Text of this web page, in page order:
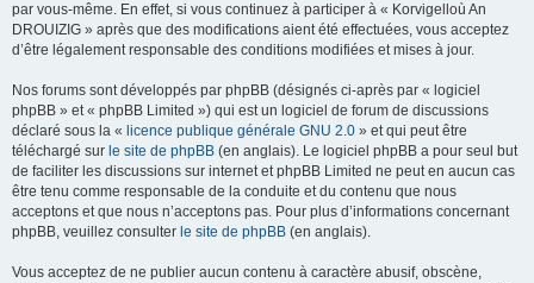
par vous-même. En effet, si vous continuez à participer à « Korvigelloù An
DROUIZIG » après que des modifications aient été effectuées, vous acceptez
d’être légalement responsable des conditions modifiées et mises à jour.
Nos forums sont développés par phpBB (désignés ci-après par « logiciel
phpBB » et « phpBB Limited ») qui est un logiciel de forum de discussions
déclaré sous la « licence publique générale GNU 2.0 » et qui peut être
téléchargé sur le site de phpBB (en anglais). Le logiciel phpBB a pour seul but
de faciliter les discussions sur internet et phpBB Limited ne peut en aucun cas
être tenu comme responsable de la conduite et du contenu que nous
acceptons et que nous n’acceptons pas. Pour plus d’informations concernant
phpBB, veuillez consulter le site de phpBB (en anglais).
Vous acceptez de ne publier aucun contenu à caractère abusif, obscène,